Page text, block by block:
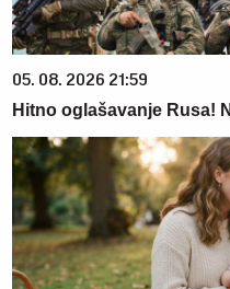
05. 08. 2026 21:59
Hitno oglašavanje Rusa!